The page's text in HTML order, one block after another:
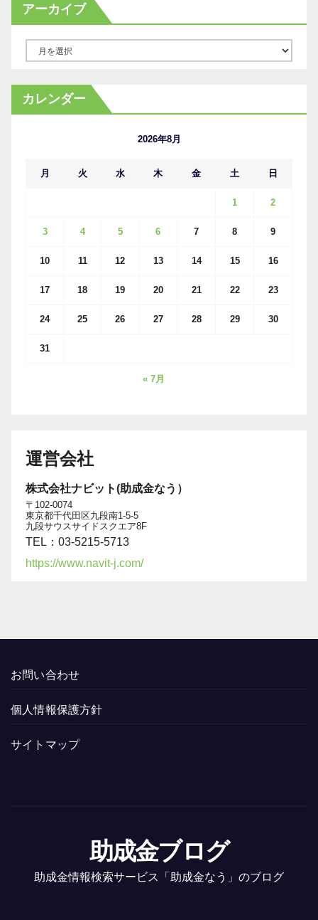
アーカイブ
カ
イ
カレンダー
2026年8月
月 火 水 木 金 土 日
1 2
3 4 5 6 7 8 9
10 11 12 13 14 15 16
17 18 19 20 21 22 23
24 25 26 27 28 29 30
31
« 7月
運営会社
株式会社ナビット(助成金なう）
〒102-0074
東京都千代田区九段南1-5-5
九段サウスサイドスクエア8F
TEL：03-5215-5713
https://www.navit-j.com/
お問い合わせ
個人情報保護方針
サイトマップ
助成金ブログ
助成金情報検索サービス「助成金なう」のブログ